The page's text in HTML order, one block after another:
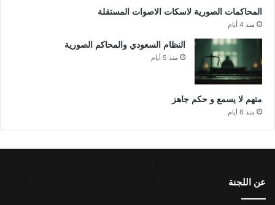
المحاكمات الصورية لاسكات الاصوات المستقلة
منذ 4 أيام
النظام السعودي والمحاكم الصورية
منذ 5 أيام
متهم لا يسمع و حكم جاهز
منذ 6 أيام
عن اللجنة